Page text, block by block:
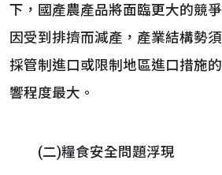
下，國產農產品將面臨更大的競
因受到排擠而減產，產業結構勢
採管制進口或限制地區進口措施
響程度最大。
(二)糧食安全問題浮現